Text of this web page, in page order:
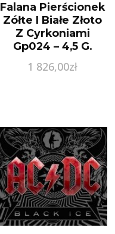
Falana Pierścionek
Zółte I Białe Złoto
Z Cyrkoniami
Gp024 – 4,5 G.
1 826,00zł